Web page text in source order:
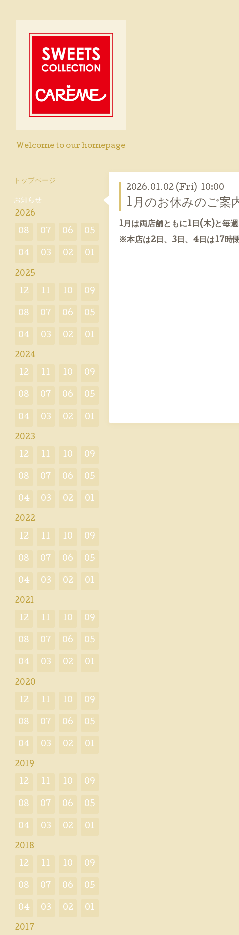
Welcome to our homepage
2026.01.02 (Fri) 10:00
1月のお休みのご案
1月は両店舗ともに1日(木)と毎
※本店は2日、3日、4日は17時
トップページ
お知らせ
2026
08 07 06 05
04 03 02 01
2025
12 11 10 09
08 07 06 05
04 03 02 01
2024
12 11 10 09
08 07 06 05
04 03 02 01
2023
12 11 10 09
08 07 06 05
04 03 02 01
2022
12 11 10 09
08 07 06 05
04 03 02 01
2021
12 11 10 09
08 07 06 05
04 03 02 01
2020
12 11 10 09
08 07 06 05
04 03 02 01
2019
12 11 10 09
08 07 06 05
04 03 02 01
2018
12 11 10 09
08 07 06 05
04 03 02 01
2017